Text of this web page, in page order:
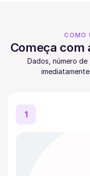
COMO
Começa com
Dados, número
1